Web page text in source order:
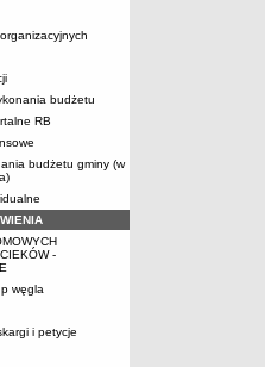
budżetu
RB
budżetu gminy (w
-
węgla
i petycje